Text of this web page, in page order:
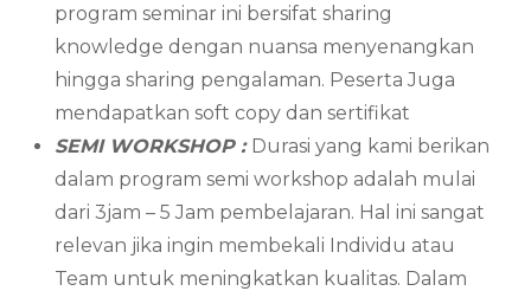
program seminar ini bersifat sharing
knowledge dengan nuansa menyenangkan
hingga sharing pengalaman. Peserta Juga
mendapatkan soft copy dan sertifikat
SEMI WORKSHOP : Durasi yang kami berikan
dalam program semi workshop adalah mulai
dari 3jam – 5 Jam pembelajaran. Hal ini sangat
relevan jika ingin membekali Individu atau
Team untuk meningkatkan kualitas. Dalam